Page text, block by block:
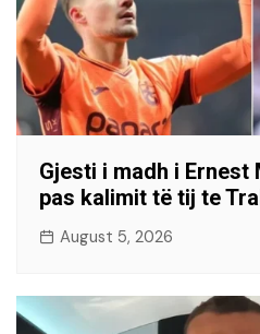
Gjesti i madh i Ernest
pas kalimit të tij te
August 5, 2026